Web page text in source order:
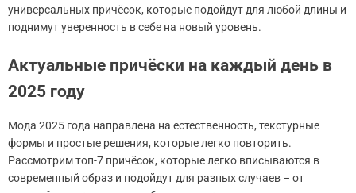
универсальных причёсок, которые подойдут для любой длины и
поднимут уверенность в себе на новый уровень.
Актуальные причёски на каждый день в
2025 году
Мода 2025 года направлена на естественность, текстурные
формы и простые решения, которые легко повторить.
Рассмотрим топ-7 причёсок, которые легко вписываются в
современный образ и подойдут для разных случаев – от